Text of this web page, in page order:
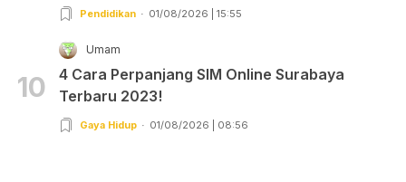
Pendidikan 01/08/2026 | 15:55
10
Umam
4 Cara Perpanjang SIM Online Surabaya
Terbaru 2023!
Gaya Hidup 01/08/2026 | 08:56